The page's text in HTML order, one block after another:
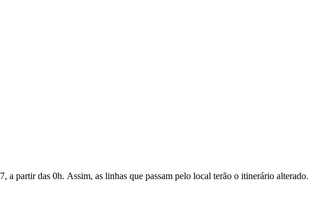
a partir das 0h. Assim, as linhas que passam pelo local terão o itinerário alterado.